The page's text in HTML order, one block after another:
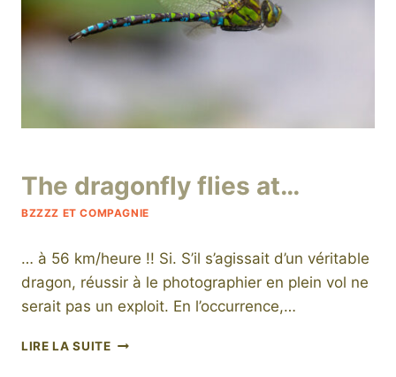
BZZZZ ET COMPAGNIE
The dragonfly flies at…
niro
… à 56 km/heure !! Si. S’il s’agissait d’un véritable
dragon, réussir à le photographier en plein vol ne
serait pas un exploit. En l’occurrence,…
LIRE LA SUITETHE